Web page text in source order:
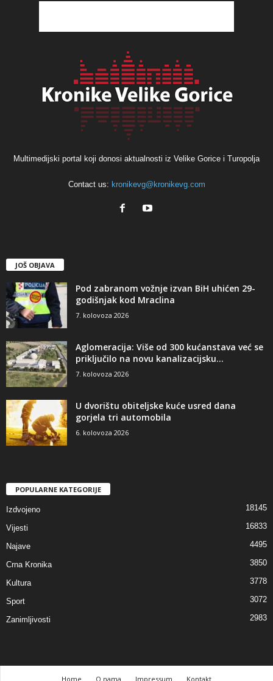
Multimedijski portal koji donosi aktualnosti iz Velike Gorice i Turopolja
Contact us: kronikevg@kronikevg.com
JOŠ OBJAVA
Pod zabranom vožnje izvan BiH uhićen 29-
godišnjak kod Mraclina
7. kolovoza 2026
Aglomeracija: Više od 300 kućanstava već se
priključilo na novu kanalizacijsku...
7. kolovoza 2026
U dvorištu obiteljske kuće usred dana
gorjela tri automobila
6. kolovoza 2026
POPULARNE KATEGORIJE
Izdvojeno 18145
Vijesti 16833
Najave 4495
Crna Kronika 3850
Kultura 3778
Sport 3072
Zanimljivosti 2983
Home O nama Impressum Kontakt